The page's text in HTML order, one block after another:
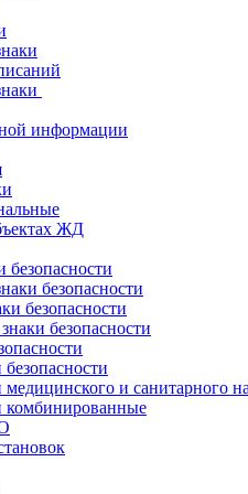
информации
ЖД
безопасности
безопасности
безопасности
медицинского и санитарного
комбинированные